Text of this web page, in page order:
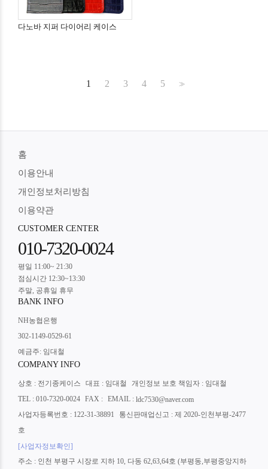
다노바 지퍼 다이어리 케이스
1 2 3 4 5 >>
홈
이용안내
개인정보처리방침
이용약관
CUSTOMER CENTER
010-7320-0024
평일 11:00~ 21:30
점심시간 12:30~13:30
주말, 공휴일 휴무
BANK INFO
NH농협은행
302-1149-0529-61
예금주: 임대철
COMPANY INFO
상호 : 전기종케이스 대표 : 임대철
개인정보 보호 책임자 : 임대철
TEL : 010-7320-0024 FAX : EMAIL : ldc7530@naver.com
사업자등록번호 : 122-31-38891
통신판매업신고 : 제 2020-인천부평-2477
호
[사업자정보확인]
주소 : 인천 부평구 시장로 지하 10, 다동 62,63,64호 (부평동,부평중앙지하